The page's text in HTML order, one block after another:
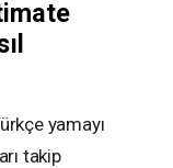
yamayı
takip